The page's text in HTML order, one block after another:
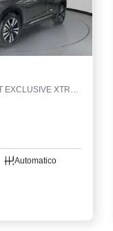
1.6 16V FLEXSTART EXCLUSIVE XTRONIC
Automatico